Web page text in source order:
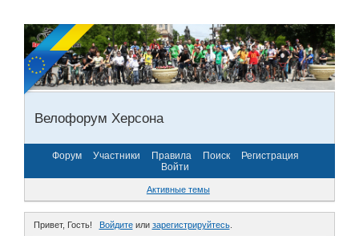
Велофорум Херсона
Форум Участники Правила Поиск
Регистрация
Войти
Активные темы
Привет, Гость! Войдитеили зарегистрируйтесь.